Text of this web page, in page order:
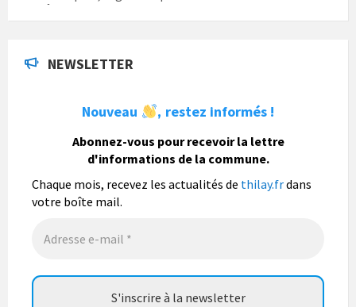
août.
population mais également les visiteurs à son
bulletin municipal annuel en organisant un concours
photo gratuit OUVERT À TOUS.
Vous pouvez envoyer vos photo...Lire la suite
NEWSLETTER
Nouveau , restez informés !
Abonnez-vous pour recevoir la lettre
d'informations de la commune.
Chaque mois, recevez les actualités de thilay.frdans
votre boîte mail.